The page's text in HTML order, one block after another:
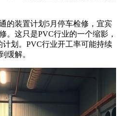
的装置计划5月停车检修，宜宾
。这只是PVC行业的一个缩影，
划。PVC行业开工率可能持续
缓解。